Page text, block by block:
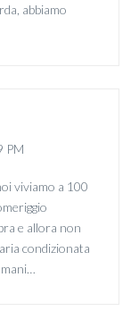
abbiamo
PM
viviamo a 100
e allora non
condizionata